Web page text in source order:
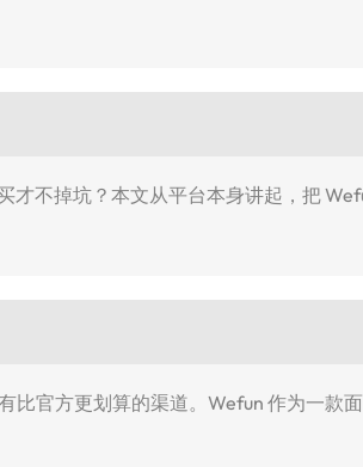
不掉坑？本文从平台本身讲起，把
比官方更划算的渠道。Wefun 作为一款